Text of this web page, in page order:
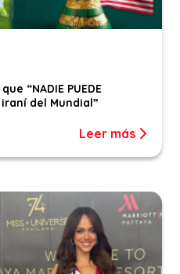
“NADIE PUEDE
iraní del Mundial”
Leer más